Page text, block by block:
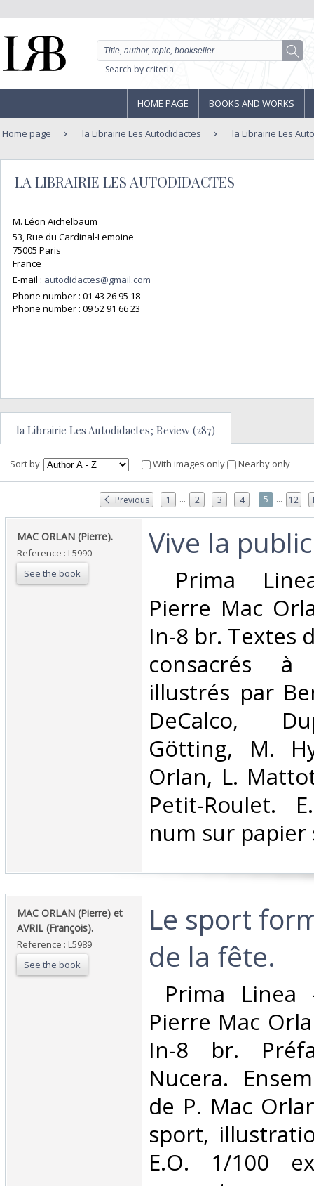
Search by criteria
HOME PAGE BOOKS AND WORKS
Home page la Librairie Les Autodidactes la Librairie Les
LA LIBRAIRIE LES AUTODIDACTES
M. Léon Aichelbaum
53, Rue du Cardinal-Lemoine
75005 Paris
France
E-mail : autodidactes@gmail.com
Phone number : 01 43 26 95 18
Phone number : 09 52 91 66 23
la Librairie Les Autodidactes; Review (287)
Sort by With images only Nearby only
Previous 1 ... 2 3 4 5 ... 12
‎MAC ORLAN (Pierre). ‎
Reference : L5990
See the book
‎Vive la
Prima
Pierre Mac
In-8 br. Textes
consacrés
illustrés par
DeCalco,
Götting, M.
Orlan, L.
Petit-Roulet.
num sur papier
‎MAC ORLAN (Pierre) et
AVRIL (François).‎
Reference : L5989
See the book
‎Le sport
de la fête.‎
Prima
Pierre Mac
In-8 br.
Nucera.
de P. Mac
sport,
E.O. 1/100